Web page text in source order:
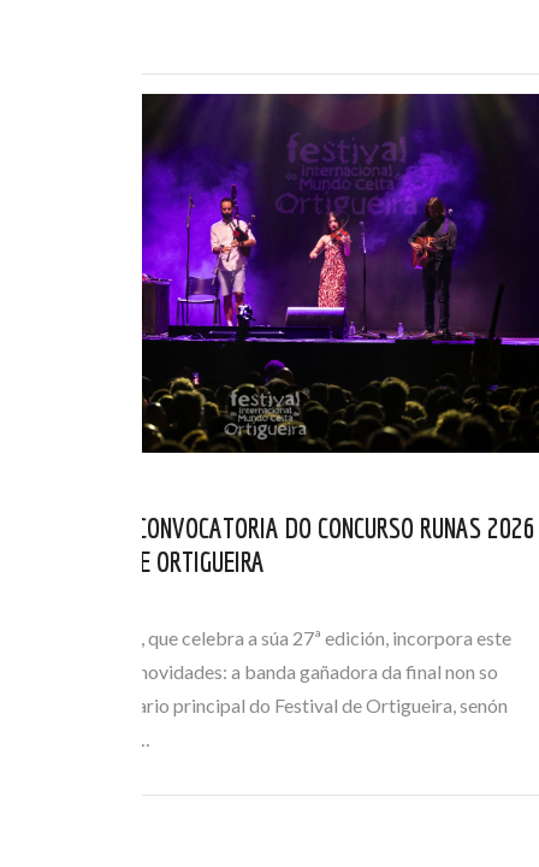
ABERTA NOVA CONVOCATORIA DO CONCURSO RUNAS 2026
DO FESTIVAL DE ORTIGUEIRA
O certame Runas, que celebra a súa 27ª edición, incorpora este
ano importantes novidades: a banda gañadora da final non so
actuará no escenario principal do Festival de Ortigueira, senón
que tamén terá a…